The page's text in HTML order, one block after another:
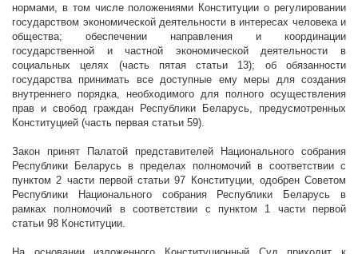
нормами, в том числе положениями Конституции о регулировании
государством экономической деятельности в интересах человека и
общества; обеспечении направления и координации
государственной и частной экономической деятельности в
социальных целях (часть пятая статьи 13); об обязанности
государства принимать все доступные ему меры для создания
внутреннего порядка, необходимого для полного осуществления
прав и свобод граждан Республики Беларусь, предусмотренных
Конституцией (часть первая статьи 59).
Закон принят Палатой представителей Национального собрания
Республики Беларусь в пределах полномочий в соответствии с
пунктом 2 части первой статьи 97 Конституции, одобрен Советом
Республики Национального собрания Республики Беларусь в
рамках полномочий в соответствии с пунктом 1 части первой
статьи 98 Конституции.